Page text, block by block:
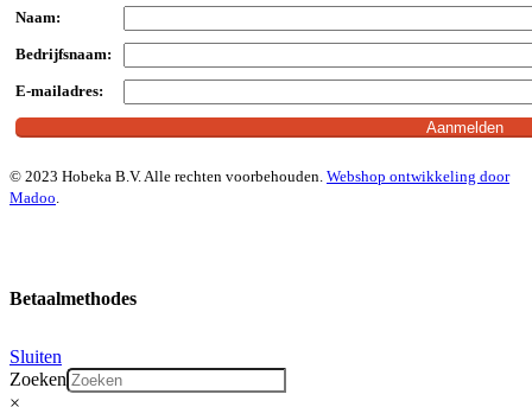
Naam:
Bedrijfsnaam:
E-mailadres:
© 2023 Hobeka B.V. Alle rechten voorbehouden. Webshop ontwikkeling door
Madoo.
Betaalmethodes
Sluiten
Zoeken
×